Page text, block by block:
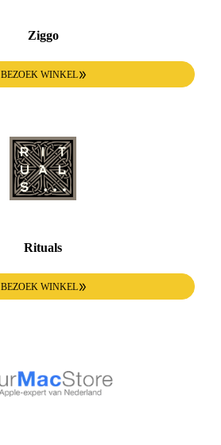
Ziggo
BEZOEK WINKEL
Rituals
BEZOEK WINKEL